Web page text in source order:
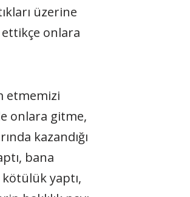
üzerine
ettikçe onlara
etmemizi
onlara gitme,
kazandığı
bana
yaptı,